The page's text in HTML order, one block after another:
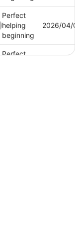
Perfect
helping
beginning
2026/04/02
Perfect